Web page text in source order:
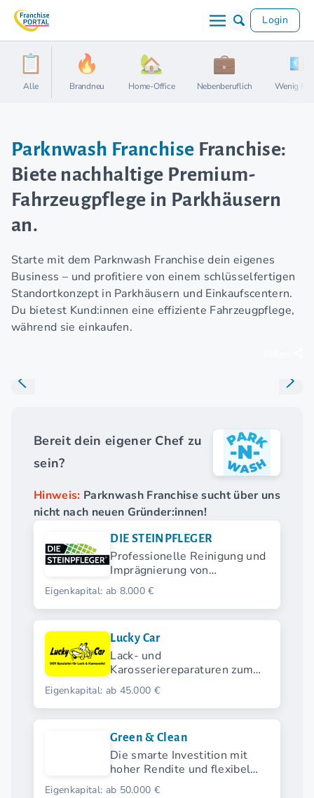
Login
Alle Brandneu Home-Office Nebenberuflich Wenig
Parknwash Franchise Franchise:
Biete nachhaltige Premium-
Fahrzeugpflege in Parkhäusern
an.
Starte mit dem Parknwash Franchise dein eigenes
Business – und profitiere von einem schlüsselfertigen
Standortkonzept in Parkhäusern und Einkaufscentern.
Du bietest Kund:innen eine effiziente Fahrzeugpflege,
während sie einkaufen.
Bereit dein eigener Chef zu
sein?
Hinweis: Parknwash Franchise sucht über uns
nicht nach neuen Gründer:innen!
DIE STEINPFLEGER
Professionelle Reinigung und
Imprägnierung von
Pflasterflächen, Betonflächen
und Fassaden
Eigenkapital: ab 8.000 €
Lucky Car
Lack- und
Karosseriereparaturen zum
Bestpreis.
Eigenkapital: ab 45.000 €
Green & Clean
Die smarte Investition mit
hoher Rendite und flexibel
wählbarem Startmodell.
Eigenkapital: ab 50.000 €